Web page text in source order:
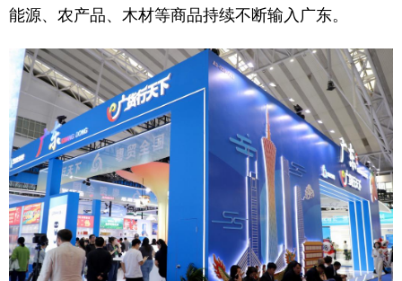
能源、农产品、木材等商品持续不断输入广东。